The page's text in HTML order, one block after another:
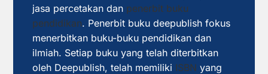
jasa percetakan dan penerbit buku
pendidikan. Penerbit buku deepublish fokus
menerbitkan buku-buku pendidikan dan
ilmiah. Setiap buku yang telah diterbitkan
oleh Deepublish, telah memiliki ISBN yang